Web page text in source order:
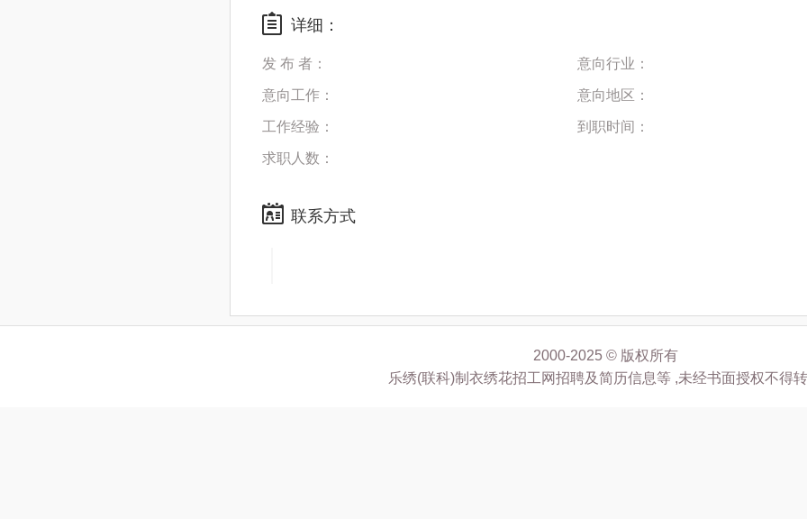
详细：
发 布 者： 意向行业：
意向工作： 意向地区：
工作经验： 到职时间：
求职人数：
联系方式
2000-2025 © 版权所有
乐绣(联科)制衣绣花招工网招聘及简历信息等 ,未经书面授权不得